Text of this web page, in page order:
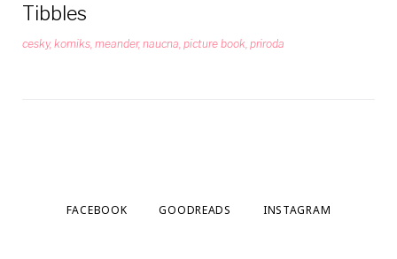
Tibbles
cesky, komiks, meander, naucna, picture book, priroda
FACEBOOK GOODREADS INSTAGRAM